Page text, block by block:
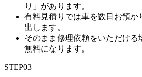
り」があります。
有料見積りでは車を数日お預か
出します。
そのまま修理依頼をいただける
無料になります。
STEP03